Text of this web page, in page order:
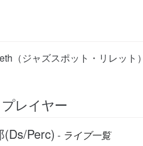
（ジャズスポット・リレット
レイヤー
Perc) - ライブ一覧